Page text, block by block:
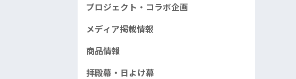
プロジェクト・コラボ企画
メディア掲載情報
商品情報
拝殿幕・日よけ幕